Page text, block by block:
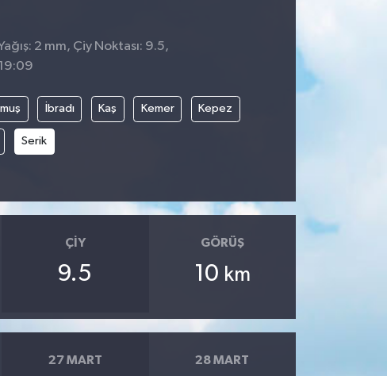
2 mm, Çiy Noktası: 9.5,
İbradı Kaş Kemer Kepez
Serik
ÇIY
9.5
GÖRÜŞ
10 km
27 MART 28 MART